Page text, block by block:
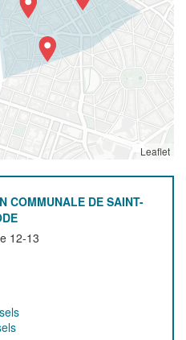
Leaflet
COMMUNALE DE SAINT-
12-13